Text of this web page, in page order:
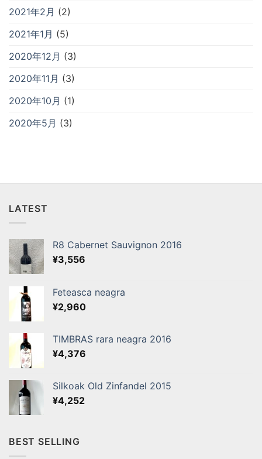
2021年2月 (2)
2021年1月 (5)
2020年12月 (3)
2020年11月 (3)
2020年10月 (1)
2020年5月 (3)
LATEST
R8 Cabernet Sauvignon 2016
¥3,556
Feteasca neagra
¥2,960
TIMBRAS rara neagra 2016
¥4,376
Silkoak Old Zinfandel 2015
¥4,252
BEST SELLING